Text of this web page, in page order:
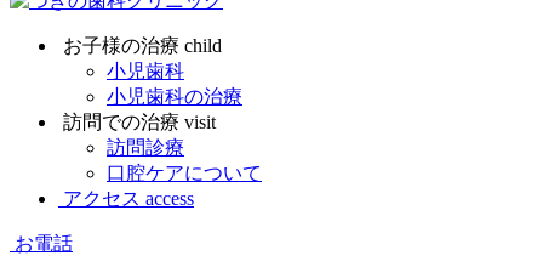
お子様の治療 child
小児歯科
小児歯科の治療
訪問での治療 visit
訪問診療
口腔ケアについて
アクセス access
お電話